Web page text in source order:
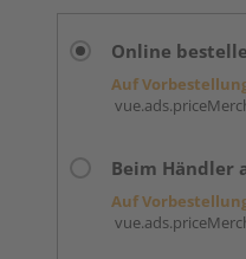
Online
Auf
Beim Händler
Auf